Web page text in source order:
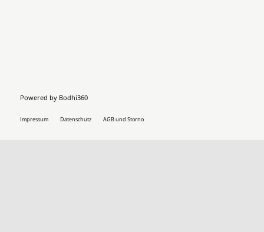
Powered by Bodhi360
Impressum Datenschutz AGB und Storno